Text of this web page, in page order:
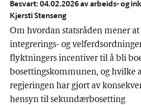
Besvart: 04.02.2026 av arbeids- og
Kjersti Stenseng
Om hvordan statsråden mener
integrerings- og
flyktningers incentiver til å bli
bosettingskommunen, og hvilke
regjeringen har gjort av
hensyn til sekundærbosetting